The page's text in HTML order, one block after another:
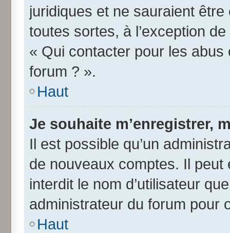
juridiques et ne sauraient
toutes sortes, à l’exception
« Qui contacter pour les
forum ? ».
Haut
Je souhaite m’enregistrer,
Il est possible qu’un
de nouveaux comptes. Il
interdit le nom d’utilisateur
administrateur du forum pour
Haut